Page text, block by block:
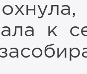
к